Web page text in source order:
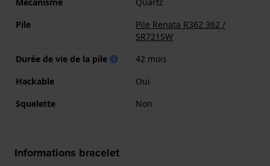
Mécanisme
Quartz
Pile
Pile Renata R362 362 /
SR721SW
Durée de vie de la pile
42 mois
Hackable
Oui
Squelette
Non
Informations bracelet